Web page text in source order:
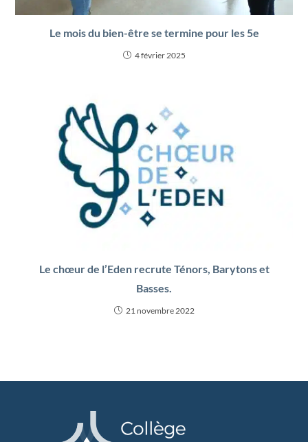
Le mois du bien-être se termine pour les 5e
4 février 2025
Le chœur de l’Eden recrute Ténors, Barytons et
Basses.
21 novembre 2022